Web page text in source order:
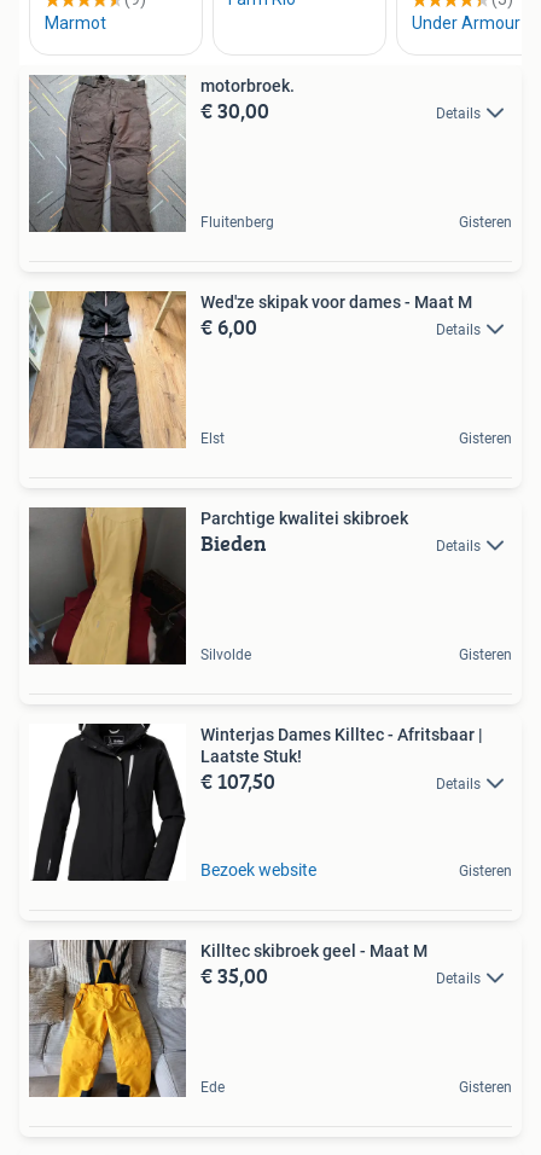
motorbroek.
€ 30,00 Details
Fluitenberg Gisteren
Wed'ze skipak voor dames - Maat M
€ 6,00 Details
Elst Gisteren
Parchtige kwalitei skibroek
Bieden Details
Silvolde Gisteren
Winterjas Dames Killtec - Afritsbaar |
Laatste Stuk!
€ 107,50 Details
Bezoek website Gisteren
Killtec skibroek geel - Maat M
€ 35,00 Details
Ede Gisteren